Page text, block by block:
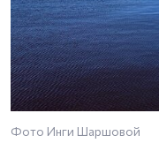
Фото Инги Шаршовой